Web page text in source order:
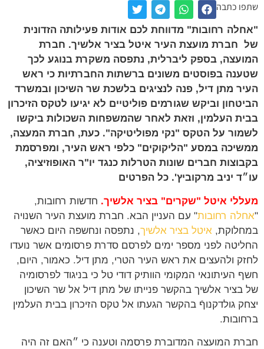
כתבה
רחובות" מדווחת לכם אודות פעילותה הזדונית
חברת מועצת העיר איטל בציר אלשיך. חברת
בספק ליברלית, נתפסה משקרת בנוגע לכך
בפוסטים משונים ברשתות החברתיות כי ראש
מתן דיל, פנה לנציגים בלשכת שר השיכון ובמשרד
וביקש שגורמים פוליטיים לא יגיעו לטקס הזיכרון
העלמין, וזאת לאחר שהמשפחות השכולות ביקשו
על הטקס "נקי מפוליטיקה". כעת, חברת המעצה,
במסע "הליקוקים" כלפי ראש העיר, ומפרסמת
חברים שונות הטרלות כנגד יו"ר האופוזיציה,
יניב מרקוביץ'. כל הפרטים
איטל "שקרים" בציר אלשיך.חדשות רחובות,
רחובות" עם העניין הבא. חברת מועצת העיר השנויה
איטל בציר אלשיך, נתפסה ונחשפה היום כאשר
לפני מספר ימים לפרסם סדרת פרסומים אשר נועדו
ולהעצים את ראש העיר הטרי, מתן דיל. כאמור, היום,
העיתונאי המקומי הוותיק דודי טל כי בניגוד לפרסומיה
אלשיך בהקשר פנייתו של מתן דיל אל שר השיכון
גולדקנוףֿ בהקשר הגעתו אל טקס הזיכרון בבית העלמין
המועצה המדוברת פרסמה וטענה כי ״האם זה היה